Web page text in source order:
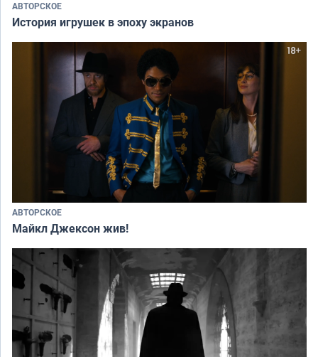
АВТОРСКОЕ
История игрушек в эпоху экранов
АВТОРСКОЕ
Майкл Джексон жив!